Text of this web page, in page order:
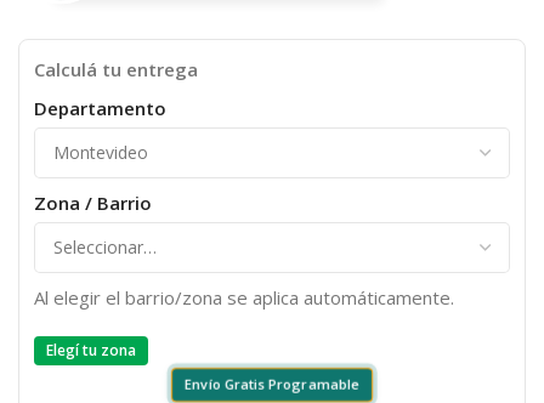
Calculá tu entrega
Departamento
Zona / Barrio
Al elegir el barrio/zona se aplica automáticamente.
Elegí tu zona
Envío Gratis Programable